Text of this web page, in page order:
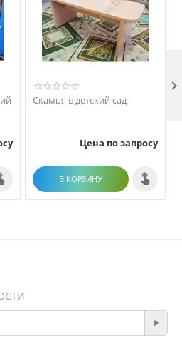
Скамья в детский сад
Цена по запросу
В КОРЗИНУ
